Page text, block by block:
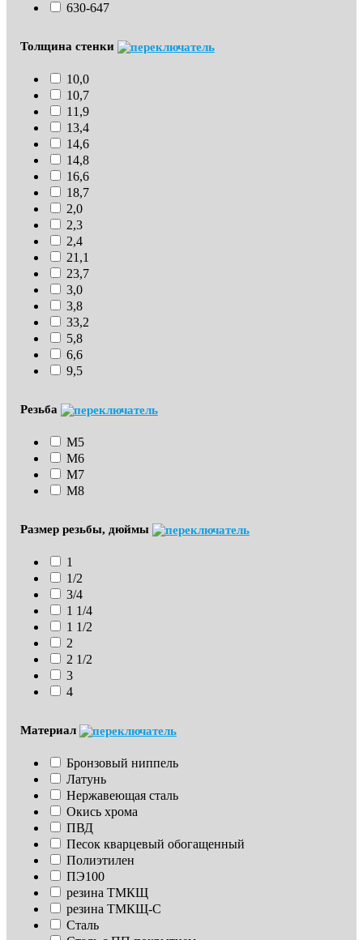
630-647
Толщина стенки
10,0
10,7
11,9
13,4
14,6
14,8
16,6
18,7
2,0
2,3
2,4
21,1
23,7
3,0
3,8
33,2
5,8
6,6
9,5
Резьба
М5
М6
М7
М8
Размер резьбы, дюймы
1
1/2
3/4
1 1/4
1 1/2
2
2 1/2
3
4
Материал
Бронзовый ниппель
Латунь
Нержавеющая сталь
Окись хрома
ПВД
Песок кварцевый обогащенный
Полиэтилен
ПЭ100
резина ТМКЩ
резина ТМКЩ-С
Сталь